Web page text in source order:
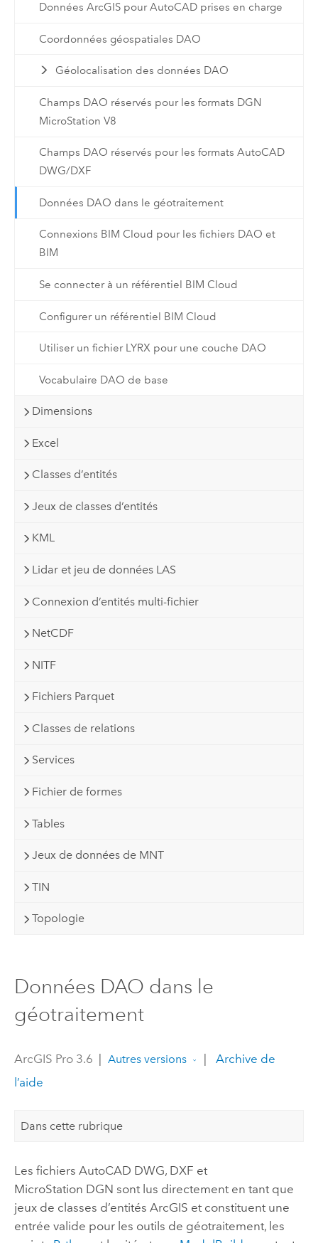
Données ArcGIS pour AutoCAD prises en charge
Coordonnées géospatiales DAO
Géolocalisation des données DAO
Champs DAO réservés pour les formats DGN
MicroStation V8
Champs DAO réservés pour les formats AutoCAD
DWG/DXF
Données DAO dans le géotraitement
Connexions BIM Cloud pour les fichiers DAO et
BIM
Se connecter à un référentiel BIM Cloud
Configurer un référentiel BIM Cloud
Utiliser un fichier LYRX pour une couche DAO
Vocabulaire DAO de base
Dimensions
Excel
Classes d’entités
Jeux de classes d’entités
KML
Lidar et jeu de données LAS
Connexion d’entités multi-fichier
NetCDF
NITF
Fichiers Parquet
Classes de relations
Services
Fichier de formes
Tables
Jeux de données de MNT
TIN
Topologie
Données DAO dans le
géotraitement
ArcGIS Pro 3.6 Autres versions
Archive de
l’aide
Dans cette rubrique
Les fichiers AutoCAD DWG, DXF et
MicroStation DGN sont lus directement en tant que
jeux de classes d’entités ArcGIS et constituent une
entrée valide pour les outils de géotraitement, les